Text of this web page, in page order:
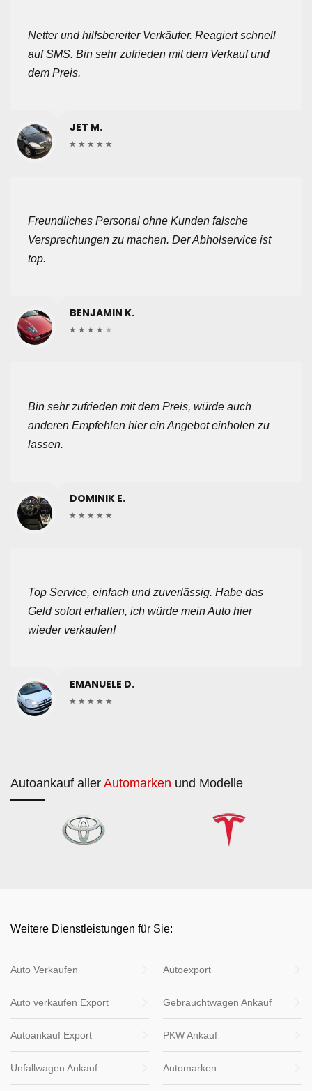
Netter und hilfsbereiter Verkäufer. Reagiert schnell
auf SMS. Bin sehr zufrieden mit dem Verkauf und
dem Preis.
JET M.
Freundliches Personal ohne Kunden falsche
Versprechungen zu machen. Der Abholservice ist
top.
BENJAMIN K.
Bin sehr zufrieden mit dem Preis, würde auch
anderen Empfehlen hier ein Angebot einholen zu
lassen.
DOMINIK E.
Top Service, einfach und zuverlässig. Habe das
Geld sofort erhalten, ich würde mein Auto hier
wieder verkaufen!
EMANUELE D.
Autoankauf aller Automarken und Modelle
Weitere Dienstleistungen für Sie:
Auto Verkaufen Autoexport
Auto verkaufen Export Gebrauchtwagen Ankauf
Autoankauf Export PKW Ankauf
Unfallwagen Ankauf Automarken